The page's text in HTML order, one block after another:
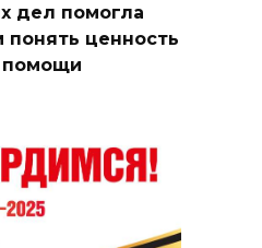
дел помогла
ценность
помощи